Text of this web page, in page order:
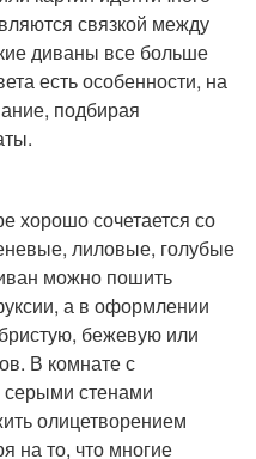
связкой между
диваны все больше
есть особенности, на
подбирая
хорошо сочетается со
лиловые, голубые
можно пошить
а в оформлении
бежевую или
В комнате с
стенами
олицетворением
на то, что многие